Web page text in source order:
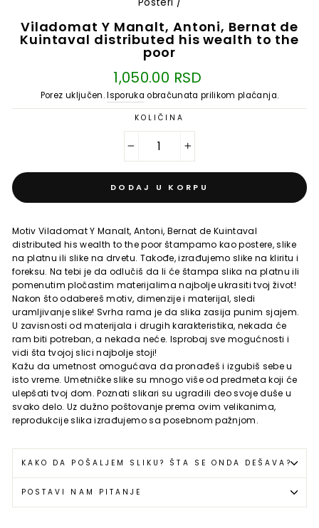
Posteri /
Viladomat Y Manalt, Antoni, Bernat de
Kuintaval distributed his wealth to the
poor
Regularna
cena
1,050.00 RSD
Porez uključen.Isporuka obračunata prilikom plaćanja.
KOLIČINA
DODAJ U KORPU
Motiv Viladomat Y Manalt, Antoni, Bernat de Kuintaval
distributed his wealth to the poor štampamo kao postere, slike
na platnu ili slike na drvetu. Takođe, izrađujemo slike na kliritu i
foreksu. Na tebi je da odlučiš da li će štampa slika na platnu ili
pomenutim pločastim materijalima najbolje ukrasiti tvoj život!
Nakon što odabereš motiv, dimenzije i materijal, sledi
uramljivanje slike! Svrha rama je da slika zasija punim sjajem.
U zavisnosti od materijala i drugih karakteristika, nekada će
ram biti potreban, a nekada neće. Isprobaj sve mogućnosti i
vidi šta tvojoj slici najbolje stoji!
Kažu da umetnost omogućava da pronađeš i izgubiš sebe u
isto vreme. Umetničke slike su mnogo više od predmeta koji će
ulepšati tvoj dom. Poznati slikari su ugradili deo svoje duše u
svako delo. Uz dužno poštovanje prema ovim velikanima,
reprodukcije slika izrađujemo sa posebnom pažnjom.
KAKO DA POŠALJEM SLIKU? ŠTA SE ONDA DEŠAVA?
POSTAVI NAM PITANJE